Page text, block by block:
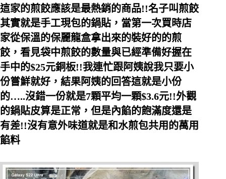
這家的煎餃應該是最熱銷的商品!!名子叫煎餃
其實就是手工現包的鍋貼，當第一次買時店
家從保溫的保麗龍盒拿出來的裝好的的煎
餃，看見袋中煎餃的數量與已經準備好握在
手中的$25元銅板!!我連忙跟阿姨說我只要小
份嘗鮮就好，結果阿姨的回答這就是小份
的…..沒錯一份就是7顆平均一顆$3.6元!!外觀
的鍋貼皮算是正常，但是內餡的飽滿度還是
有差!!沒有意外味道就是和水煎包共用的萬用
餡料